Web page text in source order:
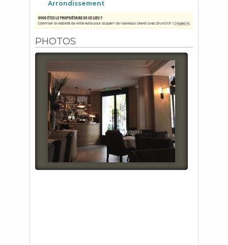
Arrondissement
PHOTOS